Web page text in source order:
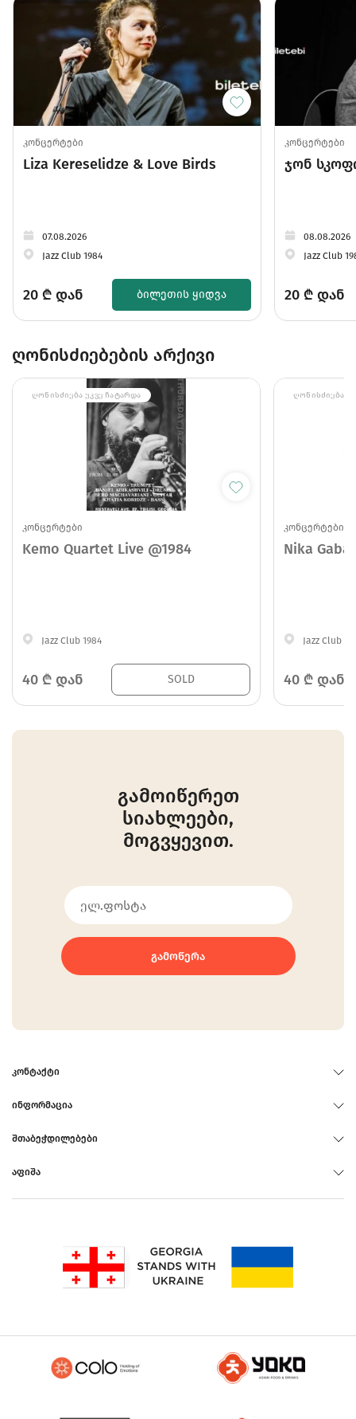
კონცერტები
Liza Kereselidze & Love Birds
07.08.2026
Jazz Club 1984
20 ₾ დან ᲑᲘᲚᲔᲗᲘᲡ ᲧᲘᲓᲕᲐ
კონცერტები
ჯონ
08.08.2026
Jazz Club
20 ₾ დან
ღონისძიებების არქივი
ᲦᲝᲜᲘᲡᲫᲘᲔᲑᲐ ᲣᲙᲕᲔ ᲩᲐᲢᲐᲠᲓᲐ
კონცერტები
Kemo Quartet Live @1984
Jazz Club 1984
40 ₾ დან SOLD
ᲦᲝᲜᲘᲡᲫᲘᲔᲑᲐ
კონცერტები
Nika
Jazz Club
40 ₾ დან
გამოიწერეთ
სიახლეები,
მოგვყევით.
ᲒᲐᲛᲝᲬᲔᲠᲐ
ᲙᲝᲜᲢᲐᲥᲢᲘ
ᲘᲜᲤᲝᲠᲛᲐᲪᲘᲐ
ᲨᲗᲐᲑᲔᲭᲓᲘᲚᲔᲑᲔᲑᲘ
ᲐᲤᲘᲨᲐ